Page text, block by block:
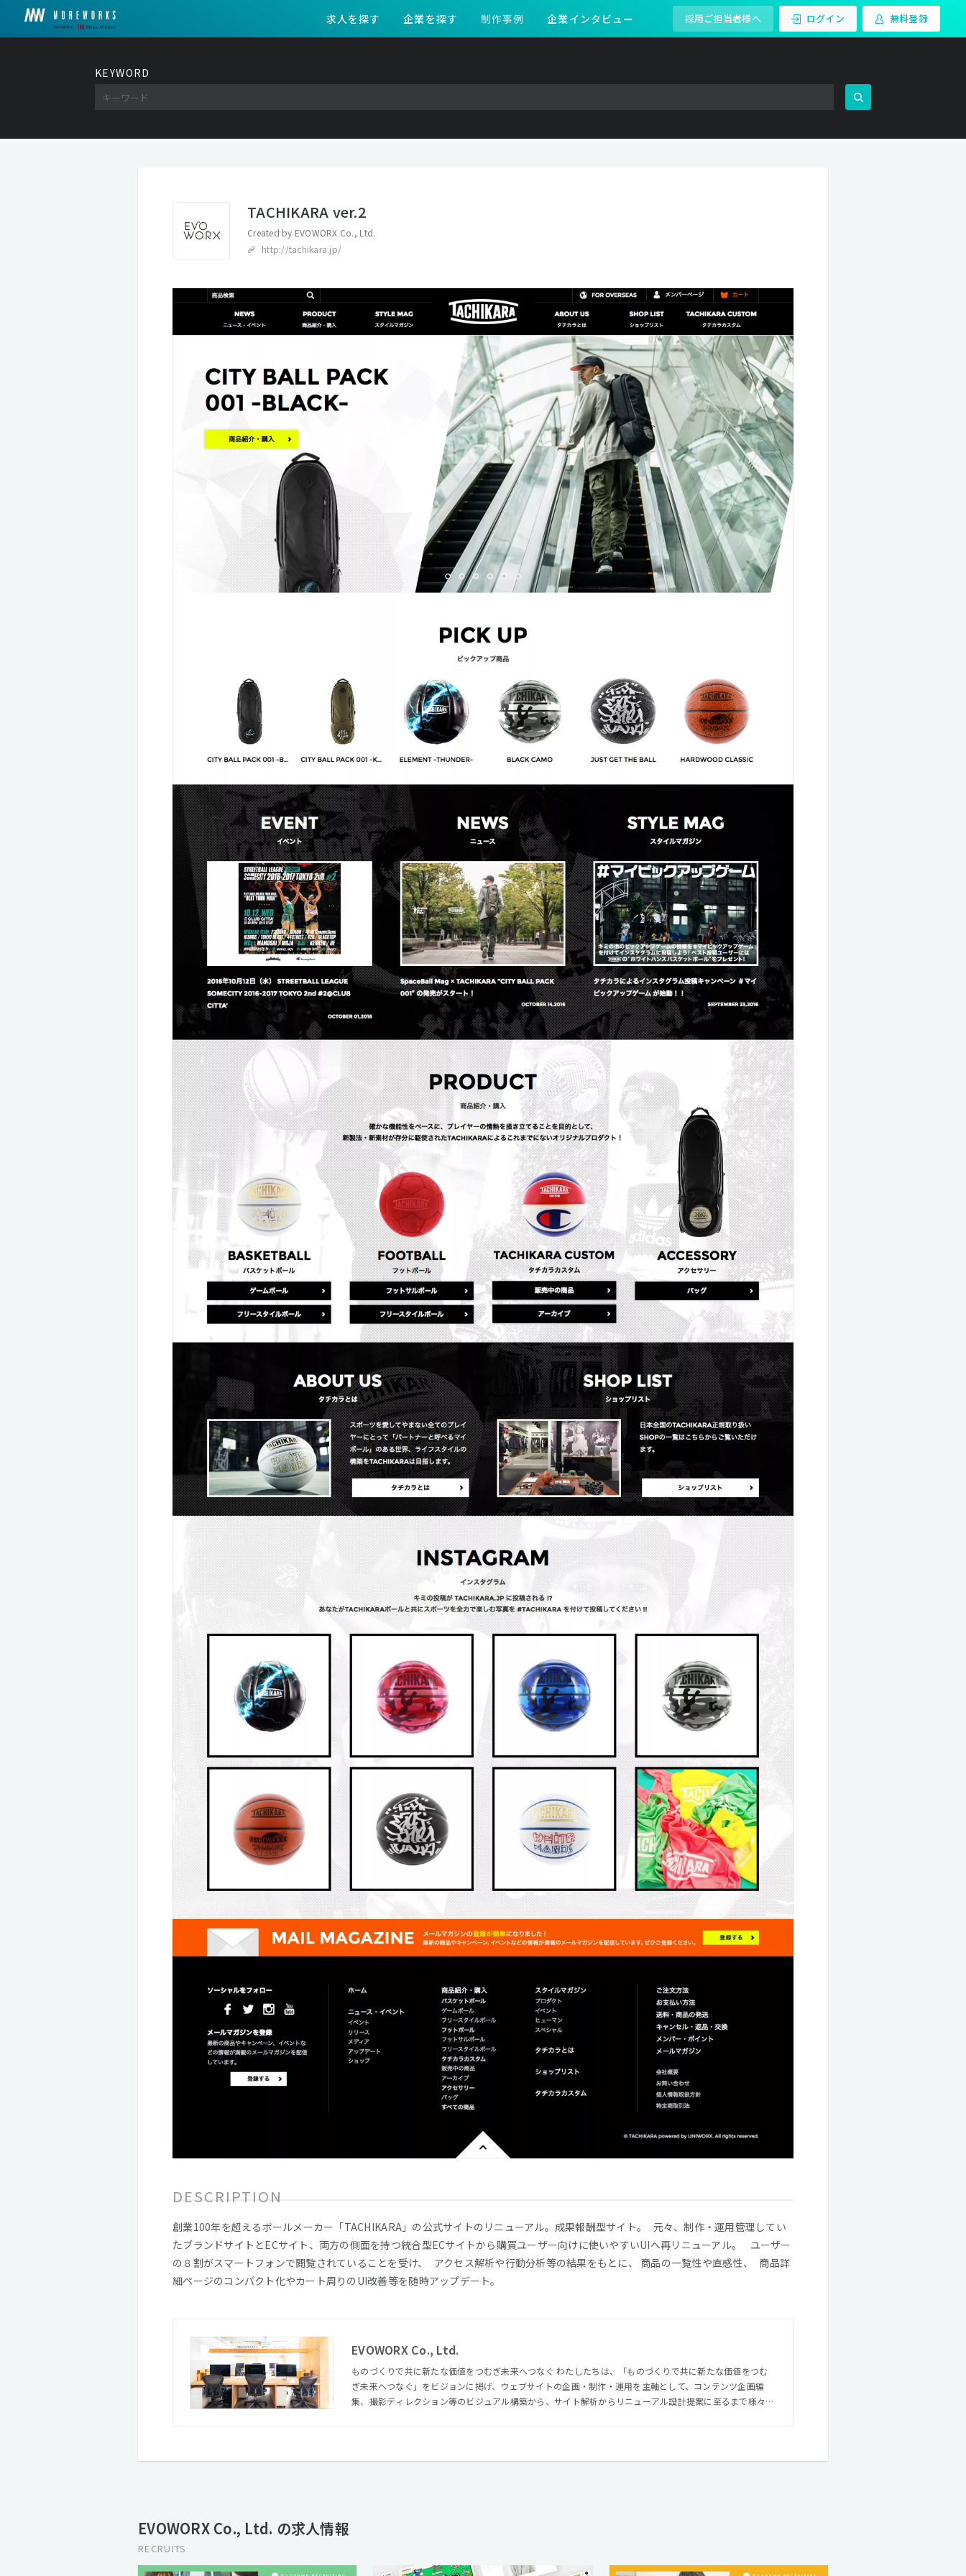
求人を探す 企業を探す 制作事例 企業インタビュー 採用ご担当者様へ ログイン 無料登録
KEYWORD
TACHIKARA ver.2
Created by EVOWORX Co., Ltd.
http://tachikara.jp/
DESCRIPTION
創業100年を超えるボールメーカー「TACHIKARA」の公式サイトのリニューアル。成果報酬型サイト。 元々、制作・運用管理してい
たブランドサイトとECサイト、両方の側面を持つ統合型ECサイトから購買ユーザー向けに使いやすいUIへ再リニューアル。 ユーザー
の８割がスマートフォンで閲覧されていることを受け、 アクセス解析や行動分析等の結果をもとに、 商品の一覧性や直感性、 商品詳
細ページのコンパクト化やカート周りのUI改善等を随時アップデート。
EVOWORX Co., Ltd.
ものづくりで共に新たな価値をつむぎ未来へつなぐ わたしたちは、「ものづくりで共に新たな価値をつむ
ぎ未来へつなぐ」をビジョンに掲げ、ウェブサイトの企画・制作・運用を主軸として、コンテンツ企画編
集、撮影ディレクション等のビジュアル構築から、サイト解析からリニューアル設計提案に至るまで様々な
体制を整えています。 クリエイティブでコミュニケーションの進化をデザインする。それがエヴォワーク
EVOWORX Co., Ltd. の求人情報
RECRUITS